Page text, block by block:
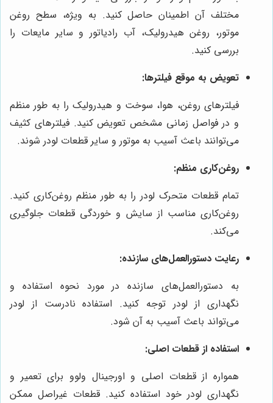
مختلف آن اطمینان حاصل کنید. به ویژه، سطح روغن
موتور، روغن هیدرولیک، آب رادیاتور و سایر مایعات را
بررسی کنید.
تعویض به موقع فیلترها:
فیلترهای روغن، هوا، سوخت و هیدرولیک را به طور منظم
و در فواصل زمانی مشخص تعویض کنید. فیلترهای کثیف
می‌توانند باعث آسیب به موتور و سایر قطعات لودر شوند.
روغن‌کاری منظم:
تمام قطعات متحرک لودر را به طور منظم روغن‌کاری کنید.
روغن‌کاری مناسب از سایش و خوردگی قطعات جلوگیری
می‌کند.
رعایت دستورالعمل‌های سازنده:
به دستورالعمل‌های سازنده در مورد نحوه استفاده و
نگهداری از لودر توجه کنید. استفاده نادرست از لودر
می‌تواند باعث آسیب به آن شود.
استفاده از قطعات اصلی:
همواره از قطعات اصلی و اورجینال ولوو برای تعمیر و
نگهداری لودر خود استفاده کنید. قطعات غیراصل ممکن